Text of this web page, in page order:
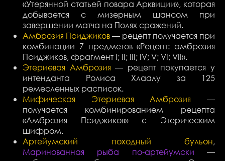
«Утерянной статьей повара Арквиции», которая
добывается с мизерным шансом при
завершении матча на Полях сражений.
Амброзия Псиджиков— рецепт получается при
комбинации 7 предметов «Рецепт: амброзия
Псиджиков, фрагмент I; II; III; IV; V; VI; VII».
Этериевая Амброзия — рецепт покупается у
интенданта Ролиса Хлаалу за 125
ремесленных расписок.
Мифическая Этериевая Амброзия —
получается комбинированием рецепта
«Амброзия Псиджиков» с Этерическим
шифром.
Артейумский походный бульон,
Маринованная рыба по-артейумски —